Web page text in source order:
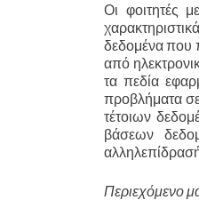
Οι φοιτητές
δεδομένα που
από
τα πεδία
προβλήματα
τέτοιων
βάσεων
Περιεχόμενο